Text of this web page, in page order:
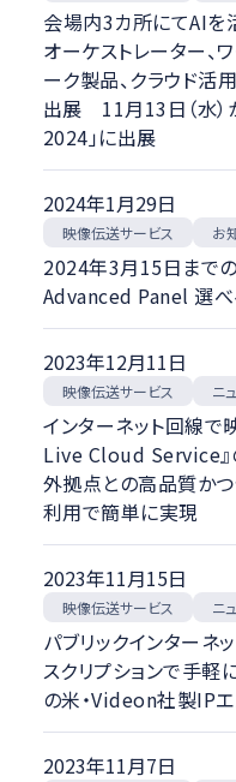
会場内3カ所にてAIを
オーケストレーター、
ーク製品、クラウド活
出展 11月13日（水）
2024」に出展
2024年1月29日
映像伝送サービス お
2024年3月15日まで
Advanced Panel 選べ
2023年12月11日
映像伝送サービス ニ
インターネット回線
Live Cloud Service
外拠点との高品質か
利用で簡単に実現
2023年11月15日
映像伝送サービス ニ
パブリックインターネ
スクリプションで手
の米・Videon社製IP
2023年11月7日